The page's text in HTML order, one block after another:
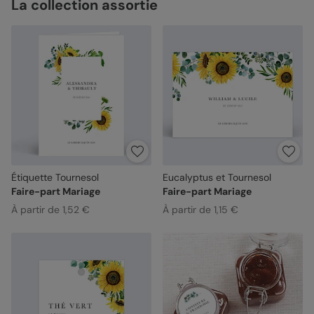
La collection assortie
Étiquette Tournesol
Faire-part Mariage
À partir de 1,52 €
Eucalyptus et Tournesol
Faire-part Mariage
À partir de 1,15 €